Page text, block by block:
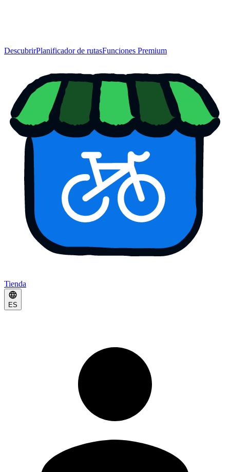
DescubrirPlanificador de rutasFunciones Premium
Tienda
ES